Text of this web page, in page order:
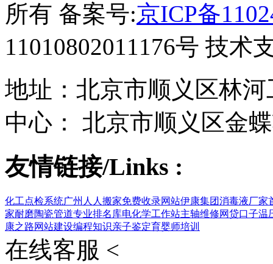
所有 备案号:京ICP备
11010802011176号 技术
地址：北京市顺义区林
中心： 北京市顺义区金
友情链接/Links :
化工点检系统广州人人搬家免费收录网站伊康集团消毒液厂家
家耐磨陶瓷管道专业排名库电化学工作站主轴维修网贷口子温
康之路网站建设编程知识亲子鉴定育婴师培训
在线客服 <